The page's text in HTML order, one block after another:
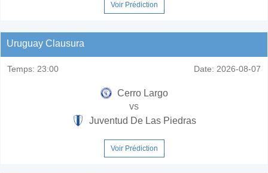
Voir Prédiction
Uruguay Clausura
Temps: 23:00 Date: 2026-08-07
Cerro Largo
vs
Juventud De Las Piedras
Voir Prédiction